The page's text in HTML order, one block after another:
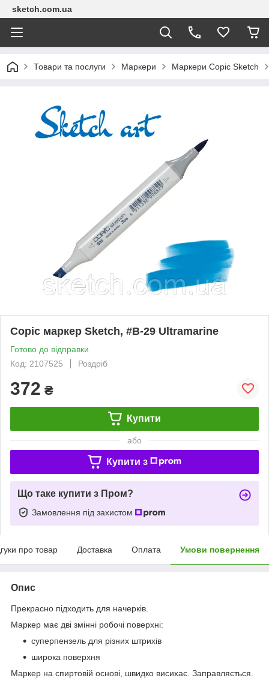
sketch.com.ua
Товари та послуги Маркери Маркери Copic Sketch
Copic маркер Sketch, #B-29 Ultramarine
Готово до відправки
Код: 2107525
Роздріб
372 ₴
Купити
або
Купити з
Що таке купити з Пром?
Замовлення під захистом
про товар Доставка Оплата Умови повернення
Опис
Прекрасно підходить для начерків.
Маркер має дві змінні робочі поверхні:
суперпензель для різних штрихів
широка поверхня
Маркер на спиртовій основі, швидко висихає. Заправляється.